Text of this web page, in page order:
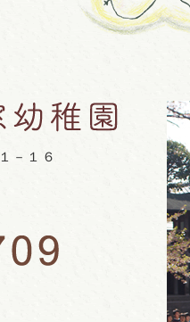
－１６